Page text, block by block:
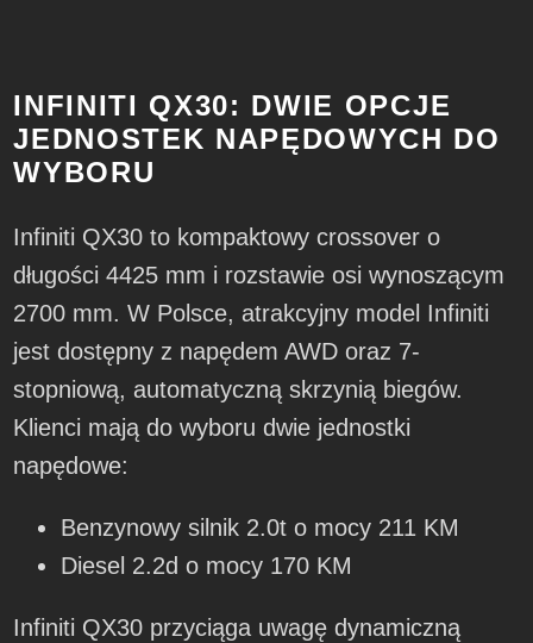
INFINITI QX30: DWIE OPCJE
JEDNOSTEK NAPĘDOWYCH DO
WYBORU
Infiniti QX30 to kompaktowy crossover o
długości 4425 mm i rozstawie osi wynoszącym
2700 mm. W Polsce, atrakcyjny model Infiniti
jest dostępny z napędem AWD oraz 7-
stopniową, automatyczną skrzynią biegów.
Klienci mają do wyboru dwie jednostki
napędowe:
Benzynowy silnik 2.0t o mocy 211 KM
Diesel 2.2d o mocy 170 KM
Infiniti QX30 przyciąga uwagę dynamiczną